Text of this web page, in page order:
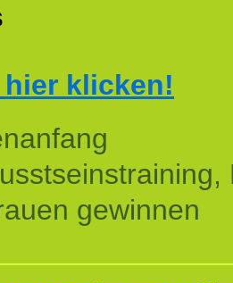
klicken!
gewinnen